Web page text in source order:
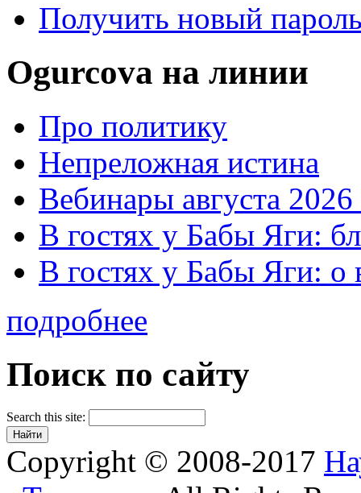
Получить новый
Ogurcova на линии
Про политику
Непреложная истина
Вебинары августа 2026
В гостях у Бабы Яги:
В гостях у Бабы Яги:
подробнее
Поиск по сайту
Search this site:
Copyright © 2008-2017